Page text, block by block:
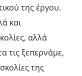
της έργου.
και
αλλά
τις ξεπερνάμε,
της